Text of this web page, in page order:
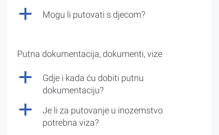
a Mogu li putovati s djecom?
Putna dokumentacija, dokumenti, vize
a
Gdje i kada ću dobiti putnu
dokumentaciju?
a
Je li za putovanje u inozemstvo
potrebna viza?